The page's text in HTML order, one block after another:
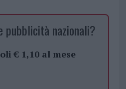
pubblicità nazionali?
€ 1,10 al mese